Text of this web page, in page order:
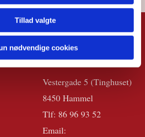
Tillad valgte
nødvendige cookiesKIRKEKONTO
RET
Vestergade 5 (Tinghuset)
8450 Hammel
Tlf: 86 96 93 52
Email: